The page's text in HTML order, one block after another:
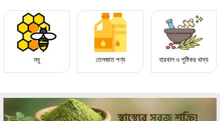
মধু তেলজাত পণ্য হারবাল ও পুষ্টিকর খাদ্য